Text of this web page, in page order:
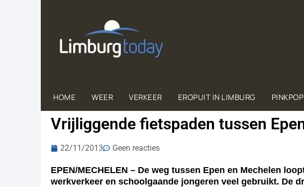
HOME WEER VERKEER EROPUIT IN LIMBURG PINKPOP
Vrijliggende fietspaden tussen
22/11/2013 Geen reacties
EPEN/MECHELEN – De weg tussen Epen en Mechelen
werkverkeer en schoolgaande jongeren veel gebruikt. De